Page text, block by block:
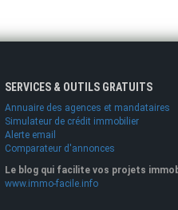
SERVICES & OUTILS GRATUITS
Annuaire des agences et mandataires
Simulateur de crédit immobilier
Alerte email
Comparateur d'annonces
Le blog qui facilite vos projets
www.immo-facile.info